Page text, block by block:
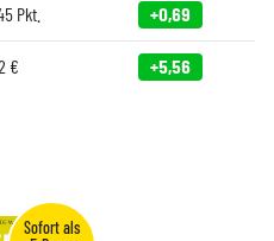
Pkt. +0,69
€ +5,56